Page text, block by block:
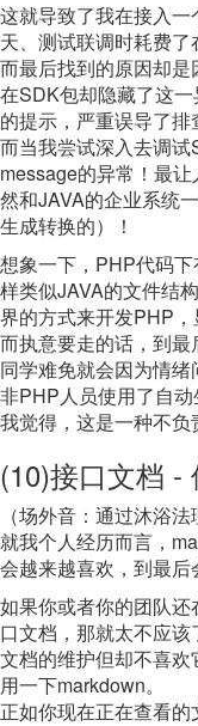
这就导致了我在接入
天、测试联调时耗费了
而最后找到的原因却
在SDK包却隐藏了这
的提示，严重误导了排
而当我尝试深入去调
message的异常！最
然和JAVA的企业系统
生成转换的）！
想象一下，PHP代码
样类似JAVA的文件结
界的方式来开发PHP，
而执意要走的话，到
同学难免就会因为情
非PHP人员使用了自动
我觉得，这是一种不负
(10)接口文档 -
（场外音：通过沐浴
就我个人经历而言，
会越来越喜欢，到最后
如果你或者你的团队
口文档，那就太不应
文档的维护但却不喜
用一下markdown。
正如你现在正在查看的